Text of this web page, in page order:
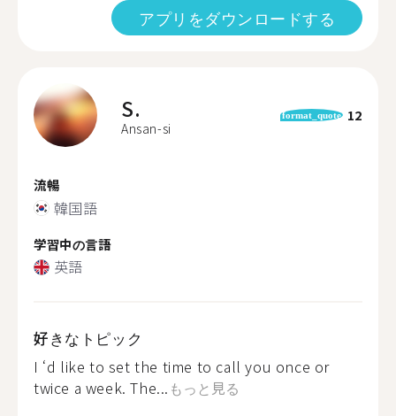
アプリをダウンロードする
S.
Ansan-si
format_quote 12
流暢
韓国語
学習中の言語
英語
好きなトピック
I ‘d like to set the time to call you once or
twice a week. The... もっと見る